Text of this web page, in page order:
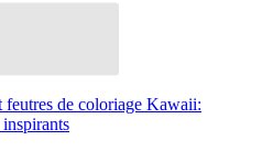
feutres de coloriage Kawaii: